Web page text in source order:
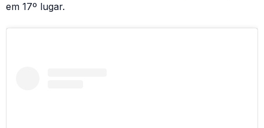
em 17º lugar.